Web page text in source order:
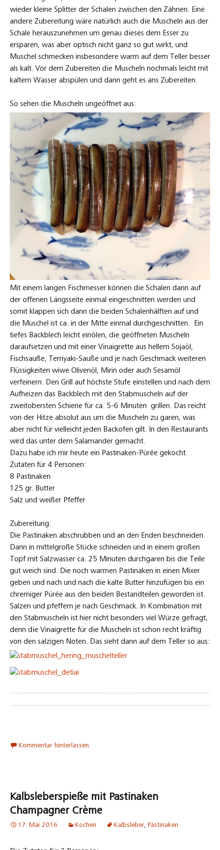
Mit einem langen Fischmesser können die Schalen dann auf
der offenen Längsseite einmal eingeschnitten werden und
somit klappen sich dann die beiden Schalenhälften auf und
die Muschel ist ca. in der Mitte einmal durchgeschnitten. Ein
tiefes Backblech leicht einölen, die geöffneten Muscheln
daraufsetzen und mit einer Vinaigrette aus hellem Sojaöl,
Fischsauße, Terriyaki-Sauße und je nach Geschmack weiteren
Flüssigkeiten wiwe Olivenöl, Mirin oder auch Sesamöl
verfeinern. Den Grill auf höchste Stufe einstellen und nach dem
Aufheizen das Backblech mit den Stabmuscheln auf der
zweitobersten Schiene für ca. 5-6 Minuten grillen. Das reicht
von der Hitze absolut aus um die Muscheln zu garen, was
aber nicht für vielleicht jeden Backofen gilt. In den Restaurants
wird das unter dem Salamander gemacht.
Dazu habe ich mir heute ein Pastinaken-Pürée gekocht.
Zutaten für 4 Personen:
8 Pastinaken
125 gr. Butter
Salz und weißer Pfeffer
Zubereitung:
Die Pastinaken abschrubben und an den Enden beschneiden.
Dann in mittelgroße Stücke schneiden und in einem großen
Topf mit Salzwasser ca. 25 Minuten durchgaren bis die Teile
gut weich sind. Die noch warmen Pastinaken in einen Mixer
geben und nach und nach die kalte Butter hinzufügen bis ein
chremiger Pürée aus den beiden Bestandteilen geworden ist.
Salzen und pfeffern je nach Geschmack. In Kombination mit
den Stabmuscheln ist hier nicht besonders viel Würze gefragt,
denn die Vinaigrette für die Muscheln ist schon recht kräftig
von den salzigen Noten. Das sieht dann auf dem Teller so aus:
Kommentar hinterlassen
Kalbsleberspieße mit Pastinaken
Champagner Crème
17. Mai 2016 Kochen Kalbsleber,Pastinaken
Die Zutaten für 2 Personen:
2 Schalotten
4 Holzspieße von ca. 20 cm
Die Zubereitung: